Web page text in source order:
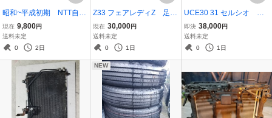
昭和~平成初期 NTT自動
車電話 本体
現在 9,800円
送料未定
0
2日
Z33 フェアレディZ 足廻
りセット ノーマル戻
し、車検、売却用にいか
がでしょうか？
現在 30,000円
送料未定
0
1日
UCE30 31 セルシオ フ
ロントグリル メッキ
希少
即決 38,000円
送料未定
0
1日
NEW